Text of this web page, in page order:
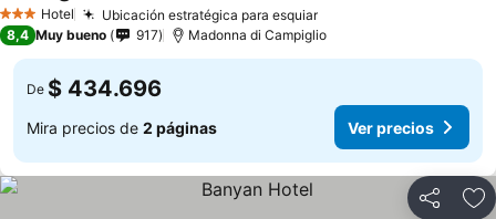
3 Estrellas
Hotel Ubicación estratégica para esquiar
8,4 Muy bueno 917 Madonna di Campiglio
De $ 434.696
Mira precios de 2 páginas Ver precios
Compartir